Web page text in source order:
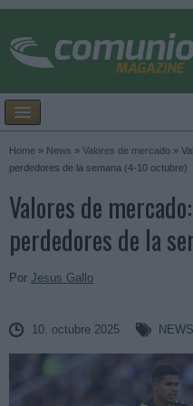
Home » News » Valores de mercado »
perdedores de la semana (4-10 octubre)
Valores de
perdedores de la
Por Jesus Gallo
10. octubre 2025 NEWS